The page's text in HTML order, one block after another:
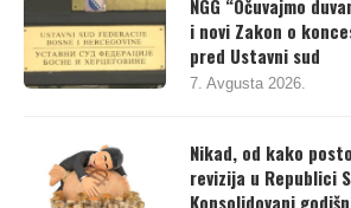
NGG “Očuvajmo
i novi Zakon o
pred Ustavni sud
Nikad, od kako